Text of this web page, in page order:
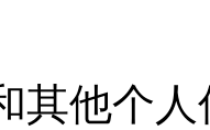
其他个